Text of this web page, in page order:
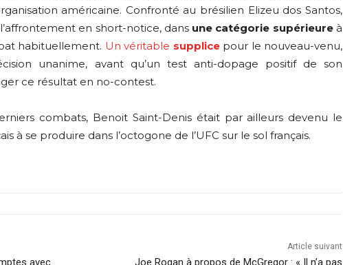
américaine. Confronté au brésilien Elizeu dos Santos,
en short-notice, dans une catégorie supérieureà
habituellement. Un véritable supplicepour le nouveau-venu,
unanime, avant qu’un test anti-dopage positif de son
ce résultat en no-contest.
combats, Benoit Saint-Denis était par ailleurs devenu le
à se produire dans l’octogone de l’UFC sur le sol français.
avec
Article suivant
Joe Rogan à propos de McGregor : « Il n’a pas